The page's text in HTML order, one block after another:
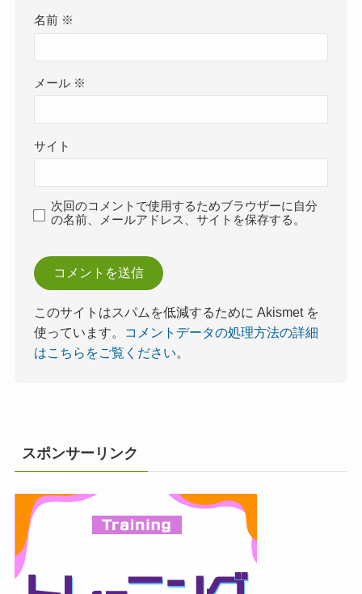
名前 ※
メール ※
サイト
次回のコメントで使用するためブラウザーに自分
の名前、メールアドレス、サイトを保存する。
このサイトはスパムを低減するために Akismet を
使っています。
コメントデータの処理方法の詳細
はこちらをご覧ください。
スポンサーリンク